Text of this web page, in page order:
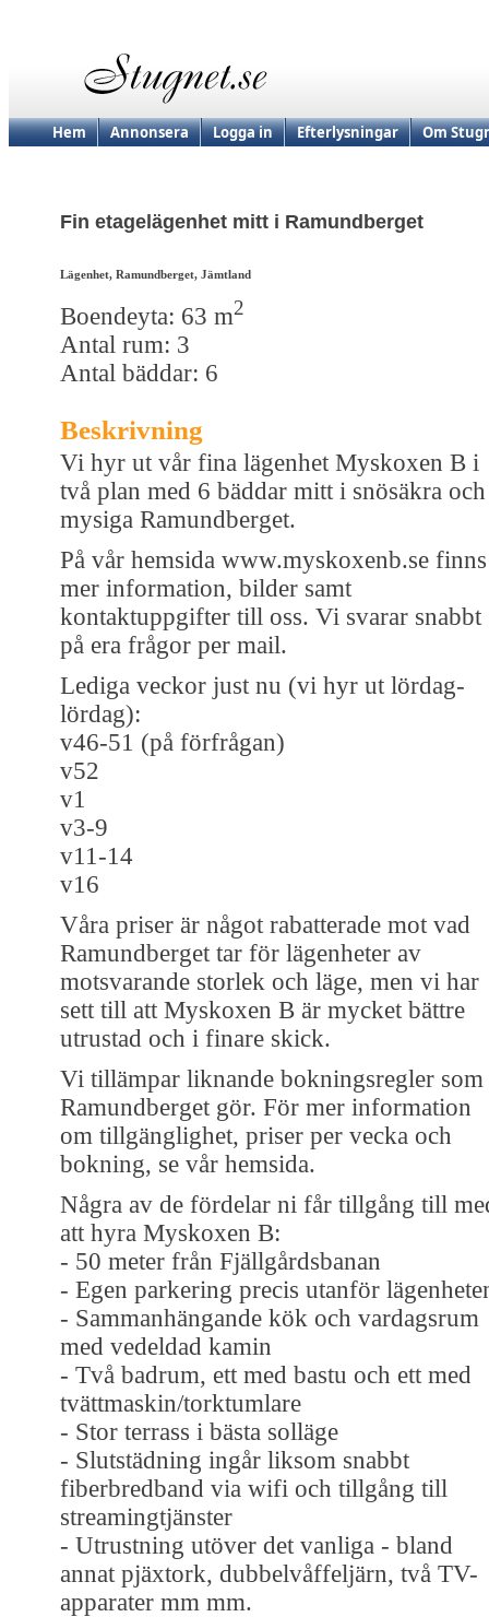
Hem Annonsera Logga in Efterlysningar Om
Fin etagelägenhet mitt i Ramundberget
Lägenhet, Ramundberget, Jämtland
Boendeyta: 63 m2
Antal rum: 3
Antal bäddar: 6
Beskrivning
Vi hyr ut vår fina lägenhet Myskoxen B i
två plan med 6 bäddar mitt i snösäkra och
mysiga Ramundberget.
På vår hemsida www.myskoxenb.se finns
mer information, bilder samt
kontaktuppgifter till oss. Vi svarar snabbt
på era frågor per mail.
Lediga veckor just nu (vi hyr ut lördag-
lördag):
v46-51 (på förfrågan)
v52
v1
v3-9
v11-14
v16
Våra priser är något rabatterade mot vad
Ramundberget tar för lägenheter av
motsvarande storlek och läge, men vi har
sett till att Myskoxen B är mycket bättre
utrustad och i finare skick.
Vi tillämpar liknande bokningsregler som
Ramundberget gör. För mer information
om tillgänglighet, priser per vecka och
bokning, se vår hemsida.
Några av de fördelar ni får tillgång till
att hyra Myskoxen B:
- 50 meter från Fjällgårdsbanan
- Egen parkering precis utanför
- Sammanhängande kök och vardagsrum
med vedeldad kamin
- Två badrum, ett med bastu och ett med
tvättmaskin/torktumlare
- Stor terrass i bästa solläge
- Slutstädning ingår liksom snabbt
fiberbredband via wifi och tillgång till
streamingtjänster
- Utrustning utöver det vanliga - bland
annat pjäxtork, dubbelvåffeljärn, två TV-
apparater mm mm.